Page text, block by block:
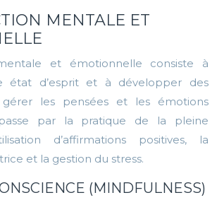
MENTALE ET
et émotionnelle consiste à
état d’esprit et à développer des
gérer les pensées et les émotions
par la pratique de la pleine
d’affirmations positives, la
et la gestion du stress.
(MINDFULNESS)